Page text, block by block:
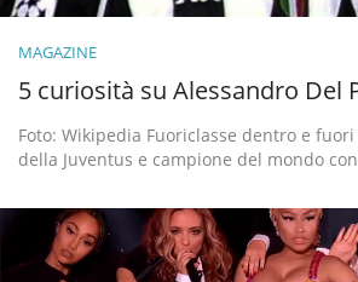
MAGAZINE
5 curiosità su Alessandro Del
Foto: Wikipedia Fuoriclasse dentro e
della Juventus e campione del mondo